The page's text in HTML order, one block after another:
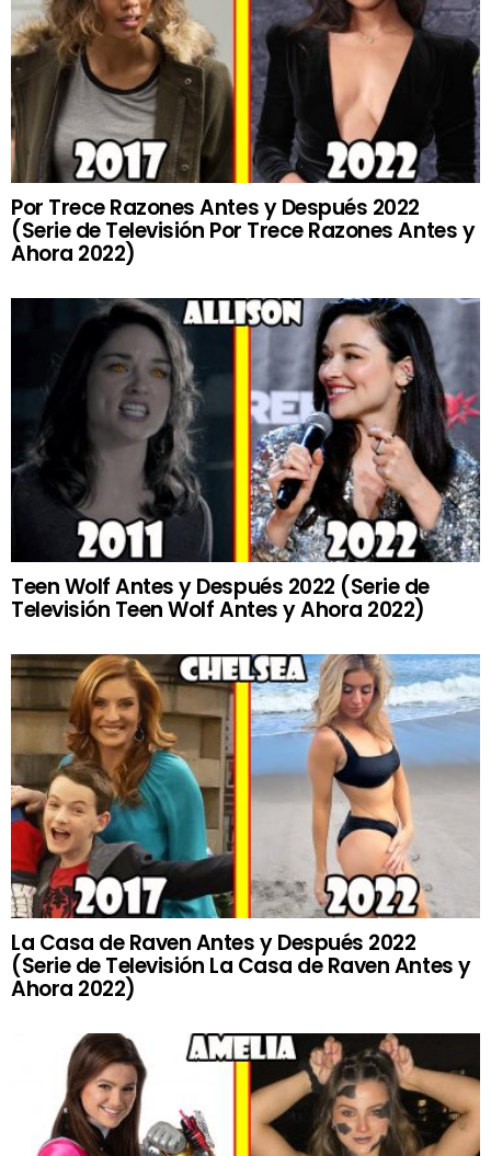
Por Trece Razones Antes y Después 2022
(Serie de Televisión Por Trece Razones Antes y
Ahora 2022)
Teen Wolf Antes y Después 2022 (Serie de
Televisión Teen Wolf Antes y Ahora 2022)
La Casa de Raven Antes y Después 2022
(Serie de Televisión La Casa de Raven Antes y
Ahora 2022)